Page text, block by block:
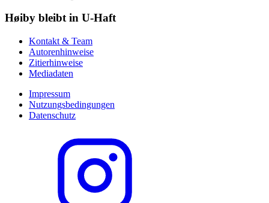
Høiby bleibt in U-Haft
Kontakt & Team
Autorenhinweise
Zitierhinweise
Mediadaten
Impressum
Nutzungsbedingungen
Datenschutz